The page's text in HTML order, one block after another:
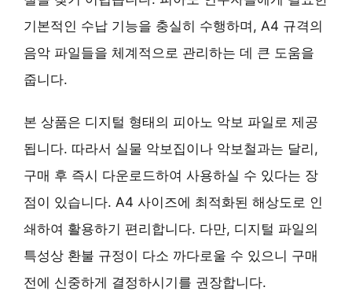
기본적인 수납 기능을 충실히 수행하며, A4 규격의
음악 파일들을 체계적으로 관리하는 데 큰 도움을
줍니다.
본 상품은 디지털 형태의 피아노 악보 파일로 제공
됩니다. 따라서 실물 악보집이나 악보철과는 달리,
구매 후 즉시 다운로드하여 사용하실 수 있다는 장
점이 있습니다. A4 사이즈에 최적화된 해상도로 인
쇄하여 활용하기 편리합니다. 다만, 디지털 파일의
특성상 환불 규정이 다소 까다로울 수 있으니 구매
전에 신중하게 결정하시기를 권장합니다.